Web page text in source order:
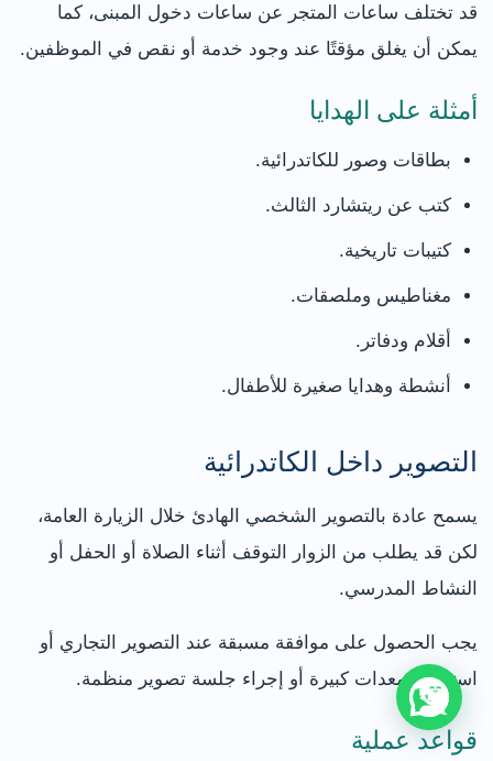
قد تختلف ساعات المتجر عن ساعات دخول المبنى، كما
يمكن أن يغلق مؤقتًا عند وجود خدمة أو نقص في الموظفين.
أمثلة على الهدايا
بطاقات وصور للكاتدرائية.
كتب عن ريتشارد الثالث.
كتيبات تاريخية.
مغناطيس وملصقات.
أقلام ودفاتر.
أنشطة وهدايا صغيرة للأطفال.
التصوير داخل الكاتدرائية
يسمح عادة بالتصوير الشخصي الهادئ خلال الزيارة العامة،
لكن قد يطلب من الزوار التوقف أثناء الصلاة أو الحفل أو
النشاط المدرسي.
يجب الحصول على موافقة مسبقة عند التصوير التجاري أو
استخدام معدات كبيرة أو إجراء جلسة تصوير منظمة.
قواعد عملية